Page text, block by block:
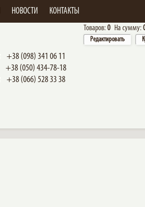
НОВОСТИ КОНТАКТЫ
+38 (098) 341 06 11
+38 (050) 434-78-18
+38 (066) 528 33 38
Товаров:0 На сумму:
Редактировать